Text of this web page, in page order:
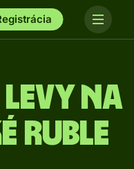
levy na
ruble